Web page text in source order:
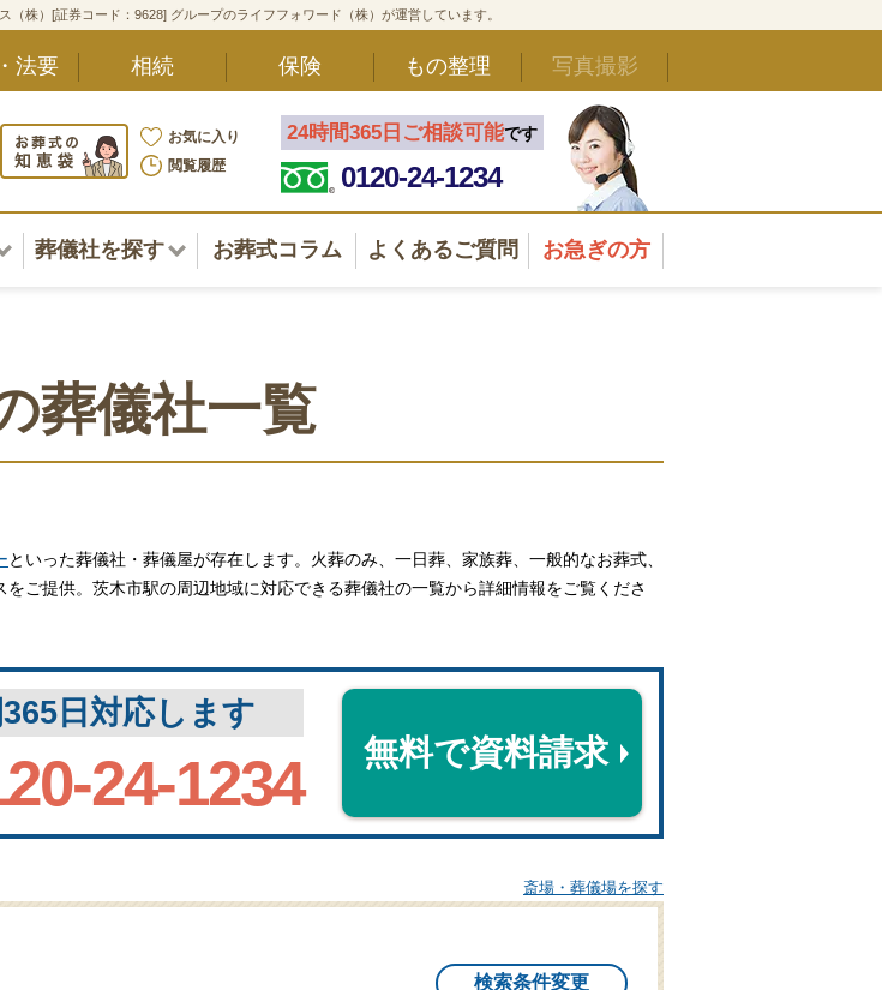
株）[証券コード：9628] グループのライフフォワード（株）が運営しています。
法要 相続 保険 もの整理 写真撮影
お気に入り
閲覧履歴
24時間365日ご相談可能です
0120-24-1234
北陸
葬儀社を探す
東北・甲信越・北陸
関東
関西
九州・沖縄
お葬式コラム よくあるご質問 お急ぎの方
葬儀社一覧
といった葬儀社・葬儀屋が存在します。火葬のみ、一日葬、家族葬、一般的なお葬式、
ご提供。茨木市駅の周辺地域に対応できる葬儀社の一覧から詳細情報をご覧くださ
日対応します
24-1234 無料で資料請求
斎場・葬儀場を探す
検索条件変更